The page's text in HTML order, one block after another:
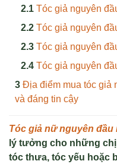
Tóc giả nguyên
Tóc giả nguyên
Tóc giả nguyên
Tóc giả nguyên
Địa điểm mua tóc giả
và đáng tin cậy
Tóc giả nữ nguyên đầu
lý tưởng cho những
tóc thưa, tóc yếu hoặc